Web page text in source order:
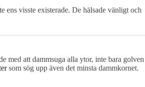
ens visste existerade. De hälsade vänligt och
med att dammsuga alla ytor, inte bara golven
som sög upp även det minsta dammkornet.